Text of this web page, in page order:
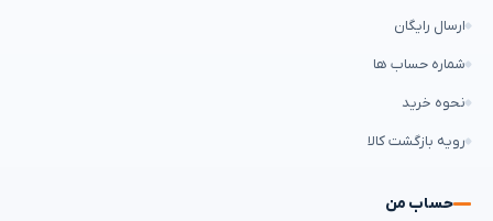
ارسال رایگان
شماره حساب ها
نحوه خرید
رویه بازگشت کالا
حساب من